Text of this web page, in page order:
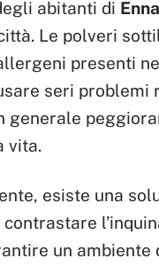
abitanti di Enna
Le polveri
presenti
seri problemi
generale
vita.
esiste una
un ambiente